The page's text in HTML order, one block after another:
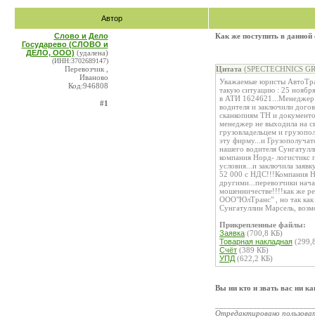
Автор
Слово и Дело
Государево (СЛОВО и
ДЕЛО, ООО) (удалена)
(ИНН:3702689147)
Перевозчик ,
Иваново
Код:946808
#1
Как же поступить в данной
Цитата (SPECTECHNICS
Уважаемые юристы
такую ситуацию : 25
в АТИ 1624621...Менеджер
водителя и заключили
сканкопиям ТН и
менеджер не выходила на
грузовладельцем и
эту фирму...и
нашего водителя
компания Норд-
условия...и заключила
52 000 с НДС!!!Компания
другими...перевозчики
мошенничестве!!!!как же
ООО"ЮлТранс" , но так как
Сунгатуллин Марсель,
Прикрепленные файлы:
Заявка (700,8 КБ)
Товарная накладная
Счёт (389 КБ)
УПД (622,2 КБ)
Вы ни кто и звать вас ни
Отредактировано